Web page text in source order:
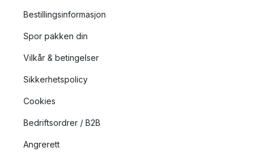
Bestillingsinformasjon
Spor pakken din
Vilkår & betingelser
Sikkerhetspolicy
Cookies
Bedriftsordrer / B2B
Angrerett